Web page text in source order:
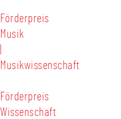
Förderpreis
Musik
Musikwissenschaft
Förderpreis
Wissenschaft